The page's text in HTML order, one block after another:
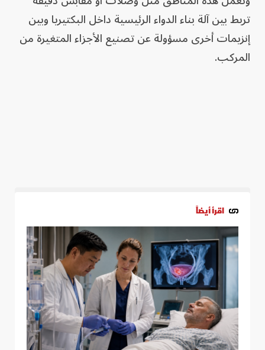
تربط بين آلة بناء الدواء الرئيسية داخل البكتيريا وبين
إنزيمات أخرى مسؤولة عن تصنيع الأجزاء المتغيرة من
المركب.
اقرأ أيضاً